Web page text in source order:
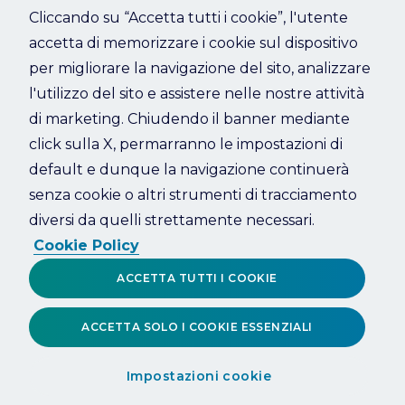
Refresh
Cliccando su “Accetta tutti i cookie”, l'utente
accetta di memorizzare i cookie sul dispositivo
per migliorare la navigazione del sito, analizzare
l'utilizzo del sito e assistere nelle nostre attività
di marketing. Chiudendo il banner mediante
click sulla X, permarranno le impostazioni di
default e dunque la navigazione continuerà
senza cookie o altri strumenti di tracciamento
diversi da quelli strettamente necessari.
Cookie Policy
Impostazioni cookie
ACCETTA SOLO I COOKIE ESSENZIALI
ACCETTA TUTTI I COOKIE